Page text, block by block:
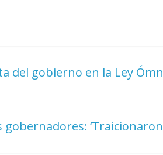
del gobierno en la Ley